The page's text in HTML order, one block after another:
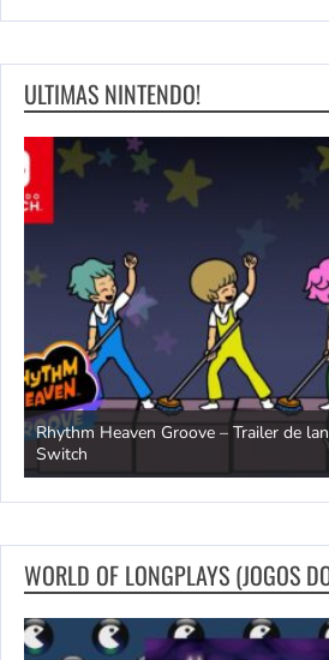
ULTIMAS NINTENDO!
Rhythm Heaven Groove – Trailer de
Switch
WORLD OF LONGPLAYS (JOGOS